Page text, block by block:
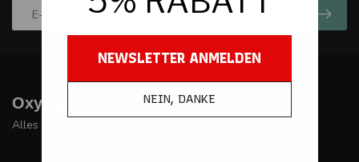
Oxyzig
Alles was Dampfer brauchen